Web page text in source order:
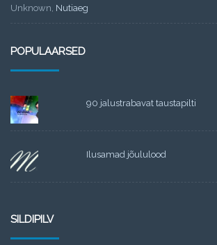
Unknown, Nutiaeg
POPULAARSED
90 jalustrabavat taustapilti
Ilusamad jõululood
SILDIPILV